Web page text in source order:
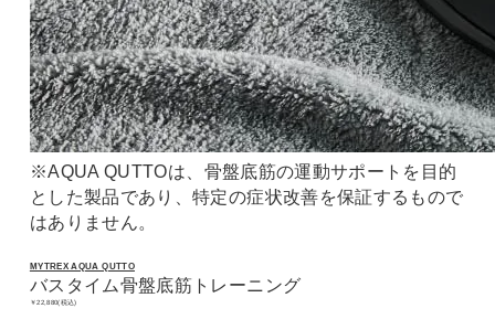
※AQUA QUTTOは、骨盤底筋の運動サポートを目的
とした製品であり、特定の症状改善を保証するもので
はありません。
MYTREX AQUA QUTTO
バスタイム骨盤底筋トレーニング
￥22,880(税込)